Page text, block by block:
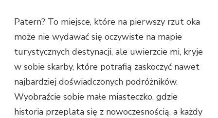
Patern? To miejsce, które na pierwszy rzut oka
może nie wydawać się oczywiste na mapie
turystycznych destynacji, ale uwierzcie mi, kryje
w sobie skarby, które potrafią zaskoczyć nawet
najbardziej doświadczonych podróżników.
Wyobraźcie sobie małe miasteczko, gdzie
historia przeplata się z nowoczesnością, a każdy